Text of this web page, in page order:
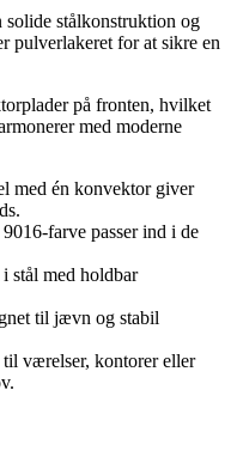
solide stålkonstruktion og
pulverlakeret for at sikre en
på fronten, hvilket
med moderne
med én konvektor giver
farve passer ind i de
stål med holdbar
til jævn og stabil
til værelser, kontorer eller